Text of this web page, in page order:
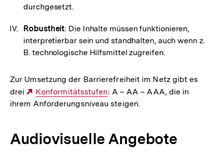
durchgesetzt.
Robustheit: Die Inhalte müssen funktionieren,
interpretierbar sein und standhalten, auch wenn z.
B. technologische Hilfsmittel zugreifen.
Zur Umsetzung der Barrierefreiheit im Netz gibt es
drei
Externer
Link:
Konformitätsstufen: A – AA – AAA, die in
ihrem Anforderungsniveau steigen.
Audiovisuelle Angebote